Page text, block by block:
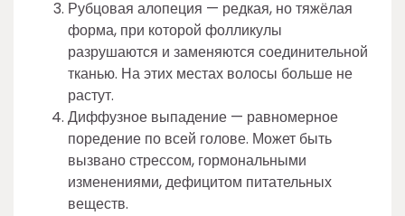
Рубцовая алопеция — редкая, но тяжёлая
форма, при которой фолликулы
разрушаются и заменяются соединительной
тканью. На этих местах волосы больше не
растут.
Диффузное выпадение — равномерное
поредение по всей голове. Может быть
вызвано стрессом, гормональными
изменениями, дефицитом питательных
веществ.